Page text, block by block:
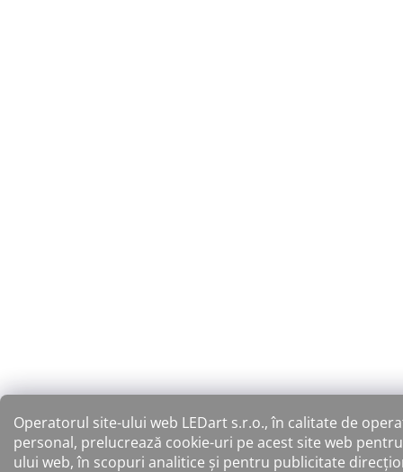
Operatorul site-ului web LEDart s.r.o., în calitate de
personal, prelucrează cookie-uri pe acest site web
ului web, în scopuri analitice și pentru publicitate